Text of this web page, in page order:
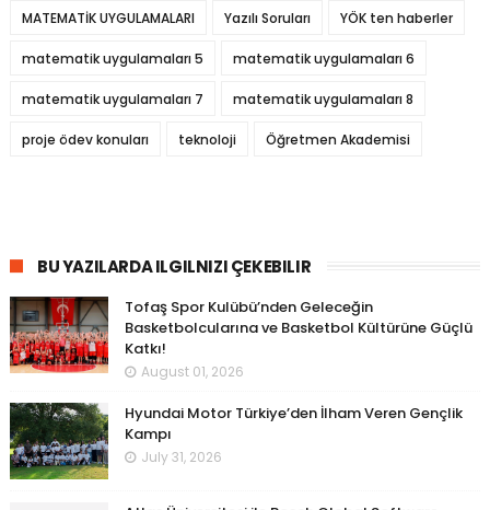
MATEMATİK UYGULAMALARI Yazılı Soruları YÖK ten haberler
matematik uygulamaları 5 matematik uygulamaları 6
matematik uygulamaları 7 matematik uygulamaları 8
proje ödev konuları teknoloji Öğretmen Akademisi
BU YAZILARDA ILGILNIZI ÇEKEBILIR
Tofaş Spor Kulübü’nden Geleceğin
Basketbolcularına ve Basketbol Kültürüne Güçlü
Katkı!
August 01, 2026
Hyundai Motor Türkiye’den İlham Veren Gençlik
Kampı
July 31, 2026